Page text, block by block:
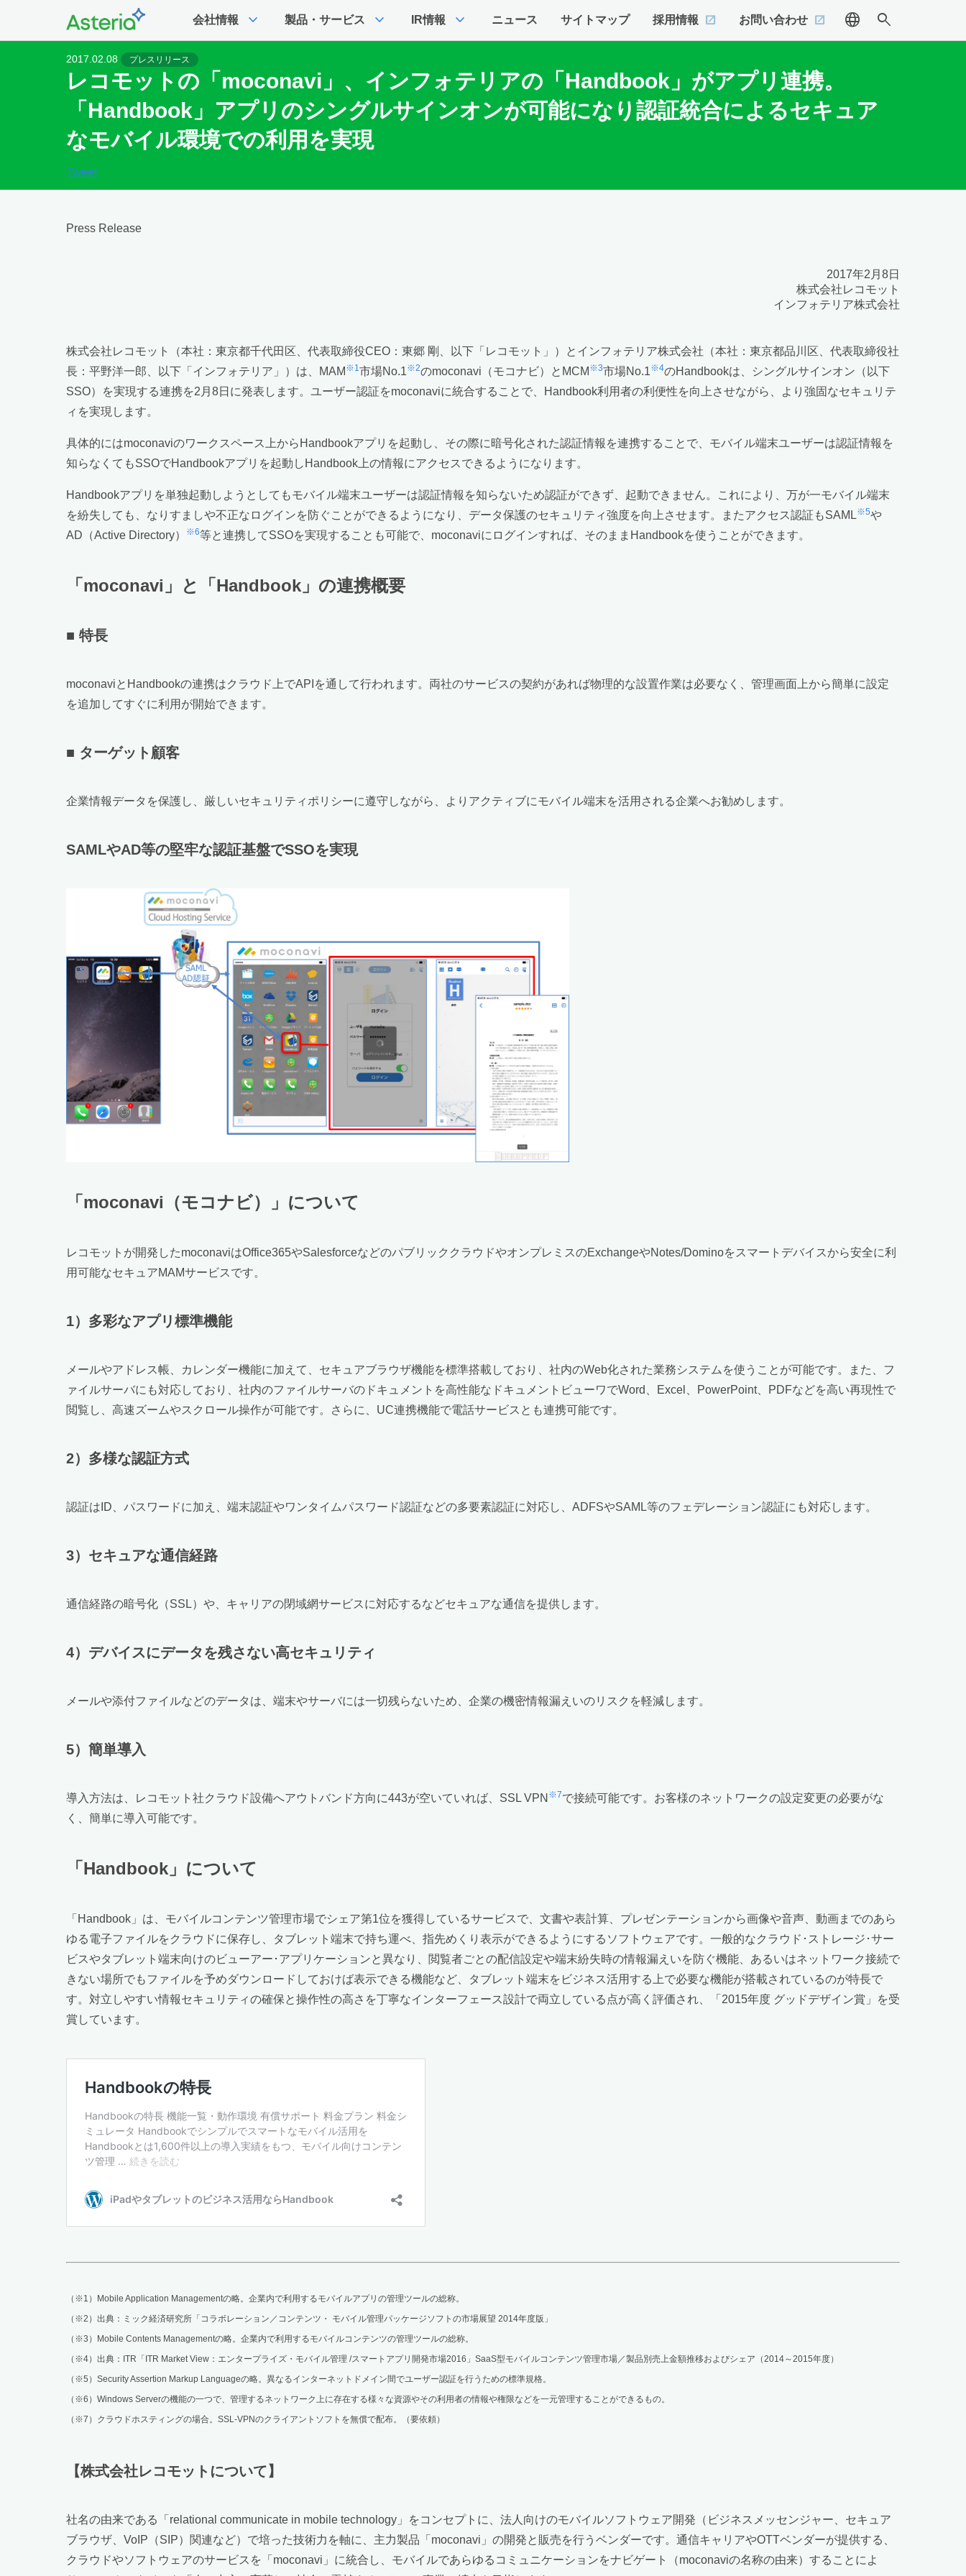
会社情報 expand_more 製品・サービス expand_more IR情報 expand_more ニュース サイトマップ 採用情報 お問い合わせ language search
2017.02.08 プレスリリース
レコモットの「moconavi」、インフォテリアの「Handbook」がアプリ連携。
「Handbook」アプリのシングルサインオンが可能になり認証統合によるセキュア
なモバイル環境での利用を実現
Tweet
Press Release
2017年2月8日
株式会社レコモット
インフォテリア株式会社
株式会社レコモット（本社：東京都千代田区、代表取締役CEO：東郷 剛、以下「レコモット」）とインフォテリア株式会社（本社：東京都品川区、代表取締役社
長：平野洋一郎、以下「インフォテリア」）は、MAM ※1市場No.1※2のmoconavi（モコナビ）とMCM ※3市場No.1※4のHandbookは、シングルサインオン（以下
SSO）を実現する連携を2月8日に発表します。ユーザー認証をmoconaviに統合することで、Handbook利用者の利便性を向上させながら、より強固なセキュリテ
ィを実現します。
具体的にはmoconaviのワークスペース上からHandbookアプリを起動し、その際に暗号化された認証情報を連携することで、モバイル端末ユーザーは認証情報を
知らなくてもSSOでHandbookアプリを起動しHandbook上の情報にアクセスできるようになります。
Handbookアプリを単独起動しようとしてもモバイル端末ユーザーは認証情報を知らないため認証ができず、起動できません。これにより、万が一モバイル端末
を紛失しても、なりすましや不正なログインを防ぐことができるようになり、データ保護のセキュリティ強度を向上させます。またアクセス認証もSAML※5や
AD（Active Directory）
※6等と連携してSSOを実現することも可能で、moconaviにログインすれば、そのままHandbookを使うことができます。
「moconavi」と「Handbook」の連携概要
■ 特長
moconaviとHandbookの連携はクラウド上でAPIを通して行われます。両社のサービスの契約があれば物理的な設置作業は必要なく、管理画面上から簡単に設定
を追加してすぐに利用が開始できます。
■ ターゲット顧客
企業情報データを保護し、厳しいセキュリティポリシーに遵守しながら、よりアクティブにモバイル端末を活用される企業へお勧めします。
SAMLやAD等の堅牢な認証基盤でSSOを実現
「moconavi（モコナビ）」について
レコモットが開発したmoconaviはOffice365やSalesforceなどのパブリッククラウドやオンプレミスのExchangeやNotes/Dominoをスマートデバイスから安全に利
用可能なセキュアMAMサービスです。
1）多彩なアプリ標準機能
メールやアドレス帳、カレンダー機能に加えて、セキュアブラウザ機能を標準搭載しており、社内のWeb化された業務システムを使うことが可能です。また、フ
ァイルサーバにも対応しており、社内のファイルサーバのドキュメントを高性能なドキュメントビューワでWord、Excel、PowerPoint、PDFなどを高い再現性で
閲覧し、高速ズームやスクロール操作が可能です。さらに、UC連携機能で電話サービスとも連携可能です。
2）多様な認証方式
認証はID、パスワードに加え、端末認証やワンタイムパスワード認証などの多要素認証に対応し、ADFSやSAML等のフェデレーション認証にも対応します。
3）セキュアな通信経路
通信経路の暗号化（SSL）や、キャリアの閉域網サービスに対応するなどセキュアな通信を提供します。
4）デバイスにデータを残さない高セキュリティ
メールや添付ファイルなどのデータは、端末やサーバには一切残らないため、企業の機密情報漏えいのリスクを軽減します。
5）簡単導入
導入方法は、レコモット社クラウド設備へアウトバンド方向に443が空いていれば、SSL VPN ※7で接続可能です。お客様のネットワークの設定変更の必要がな
く、簡単に導入可能です。
「Handbook」について
「Handbook」は、モバイルコンテンツ管理市場でシェア第1位を獲得しているサービスで、文書や表計算、プレゼンテーションから画像や音声、動画までのあら
ゆる電子ファイルをクラウドに保存し、タブレット端末で持ち運べ、指先めくり表示ができるようにするソフトウェアです。一般的なクラウド･ストレージ･サー
ビスやタブレット端末向けのビューアー･アプリケーションと異なり、閲覧者ごとの配信設定や端末紛失時の情報漏えいを防ぐ機能、あるいはネットワーク接続で
きない場所でもファイルを予めダウンロードしておけば表示できる機能など、タブレット端末をビジネス活用する上で必要な機能が搭載されているのが特長で
す。対立しやすい情報セキュリティの確保と操作性の高さを丁寧なインターフェース設計で両立している点が高く評価され、「2015年度 グッドデザイン賞」を受
賞しています。
（※1）Mobile Application Managementの略。企業内で利用するモバイルアプリの管理ツールの総称。
（※2）出典：ミック経済研究所「コラボレーション／コンテンツ・ モバイル管理パッケージソフトの市場展望 2014年度版」
（※3）Mobile Contents Managementの略。企業内で利用するモバイルコンテンツの管理ツールの総称。
（※4）出典：ITR「ITR Market View：エンタープライズ・モバイル管理 /スマートアプリ開発市場2016」SaaS型モバイルコンテンツ管理市場／製品別売上金額推移およびシェア（2014～2015年度）
（※5）Security Assertion Markup Languageの略。異なるインターネットドメイン間でユーザー認証を行うための標準規格。
（※6）Windows Serverの機能の一つで、管理するネットワーク上に存在する様々な資源やその利用者の情報や権限などを一元管理することができるもの。
（※7）クラウドホスティングの場合。SSL-VPNのクライアントソフトを無償で配布。（要依頼）
【株式会社レコモットについて】
社名の由来である「relational communicate in mobile technology」をコンセプトに、法人向けのモバイルソフトウェア開発（ビジネスメッセンジャー、セキュア
ブラウザ、VoIP（SIP）関連など）で培った技術力を軸に、主力製品「moconavi」の開発と販売を行うベンダーです。通信キャリアやOTTベンダーが提供する、
クラウドやソフトウェアのサービスを「moconavi」に統合し、モバイルであらゆるコミュニケーションをナビゲート（moconaviの名称の由来）することによ